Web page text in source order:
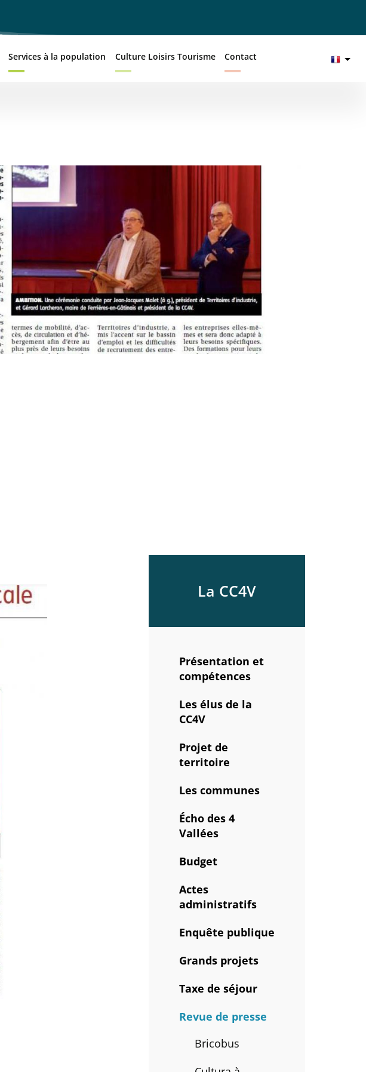
Services à la population Culture Loisirs Tourisme Contact
La CC4V
Présentation et
compétences
Les élus de la
CC4V
Projet de
territoire
Les communes
Écho des 4
Vallées
Budget
Actes
administratifs
Enquête publique
Grands projets
Taxe de séjour
Revue de presse
Bricobus